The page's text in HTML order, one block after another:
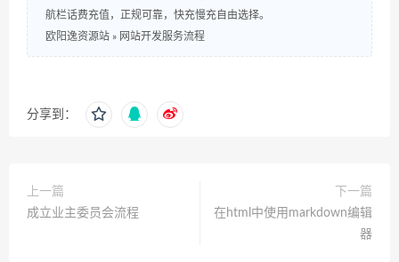
航栏话费充值，正规可靠，快充慢充自由选择。
欧阳逸资源站 » 网站开发服务流程
分享到：
上一篇
成立业主委员会流程
下一篇
在html中使用markdown编辑
器